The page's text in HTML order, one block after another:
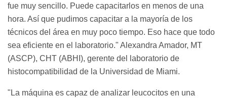
fue muy sencillo. Puede capacitarlos en menos de una
hora. Así que pudimos capacitar a la mayoría de los
técnicos del área en muy poco tiempo. Eso hace que todo
sea eficiente en el laboratorio. Alexandra Amador, MT
(ASCP), CHT (ABHI), gerente del laboratorio de
histocompatibilidad de la Universidad de Miami.
La máquina es capaz de analizar leucocitos en una